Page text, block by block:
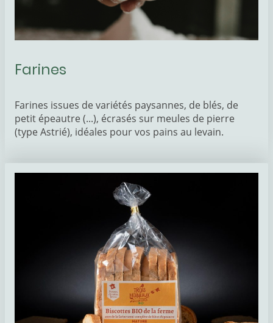
Farines
Farines issues de variétés paysannes, de blés, de
petit épeautre (...), écrasés sur meules de pierre
(type Astrié), idéales pour vos pains au levain.